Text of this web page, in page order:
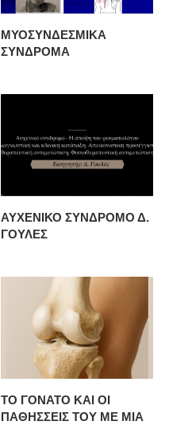
ΜΥΟΣΥΝΔΕΣΜΙΚΑ
ΣΥΝΔΡΟΜΑ
ΑΥΧΕΝΙΚΟ ΣΥΝΔΡΟΜΟ Δ.
ΓΟΥΛΕΣ
ΤΟ ΓΟΝΑΤΟ ΚΑΙ ΟΙ
ΠΑΘΗΣΣΕΙΣ ΤΟΥ ΜΕ ΜΙΑ